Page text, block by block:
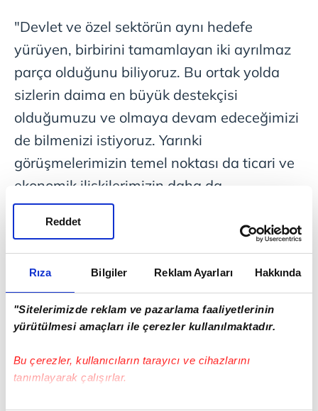
Rıza Bilgiler Reklam Ayarları Hakkında
"Sitelerimizde reklam ve pazarlama faaliyetlerinin
yürütülmesi amaçları ile çerezler kullanılmaktadır.
Bu çerezler, kullanıcıların tarayıcı ve cihazlarını
tanımlayarak çalışırlar.
Reddet
"Devlet ve özel sektörün aynı hedefe
yürüyen, birbirini tamamlayan iki ayrılmaz
parça olduğunu biliyoruz. Bu ortak yolda
sizlerin daima en büyük destekçisi
olduğumuzu ve olmaya devam edeceğimizi
de bilmenizi istiyoruz. Yarınki
görüşmelerimizin temel noktası da ticari ve
ekonomik ilişkilerimizin daha da
geliştirilmesi olacaktır.
Cumhurbaşkanlarımız tarafından belirlenen
15 milyar dolar ticaret hacmi hedefimiz var.
Bunun altını kamu ve özel sektör olarak
doldurmamız, bu hedefi belli bir süre içinde
yakalamamız gerekiyor. İnşallah, bu hedefi
yolumuza devam edeceğiz. Baktığınız
zaman geçen yıl 10 milyar dolara